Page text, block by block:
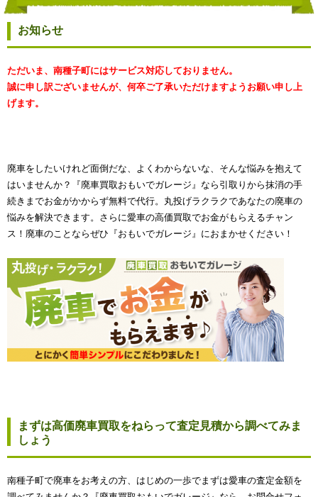
お知らせ
ただいま、南種子町にはサービス対応しておりません。
誠に申し訳ございませんが、何卒ご了承いただけますようお願い申し上
げます。
廃車をしたいけれど面倒だな、よくわからないな、そんな悩みを抱えて
はいませんか？『廃車買取おもいでガレージ』なら引取りから抹消の手
続きまでお金がかからず無料で代行。丸投げラクラクであなたの廃車の
悩みを解決できます。さらに愛車の高価買取でお金がもらえるチャン
ス！廃車のことならぜひ『おもいでガレージ』におまかせください！
まずは高価廃車買取をねらって査定見積から調べてみま
しょう
南種子町で廃車をお考えの方、はじめの一歩でまずは愛車の査定金額を